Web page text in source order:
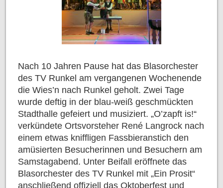
Nach 10 Jahren Pause hat das Blasorchester
des TV Runkel am vergangenen Wochenende
die Wies’n nach Runkel geholt. Zwei Tage
wurde deftig in der blau-weiß geschmückten
Stadthalle gefeiert und musiziert. „O’zapft is!“
verkündete Ortsvorsteher René Langrock nach
einem etwas kniffligen Fassbieranstich den
amüsierten Besucherinnen und Besuchern am
Samstagabend. Unter Beifall eröffnete das
Blasorchester des TV Runkel mit „Ein Prosit“
anschließend offiziell das Oktoberfest und